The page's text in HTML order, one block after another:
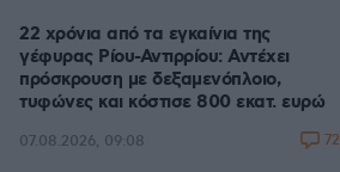
22 χρόνια από τα εγκαίνια της
γέφυρας Ρίου-Αντιρρίου: Αντέχει
πρόσκρουση με δεξαμενόπλοιο,
τυφώνες και κόστισε 800 εκατ. ευρώ
07.08.2026, 09:08 72